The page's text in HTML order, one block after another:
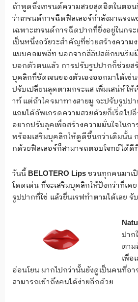
ถ้าพูดถึงเทรนด์ความสวยสุดฮิตในตอน
ว่าเทรนด์การฉีดฟิลเลอร์กำลังมาแรงแ
เฉพาะเทรนด์การฉีดปากที่ยิ่งอยู่ในกระ
เป็นหนึ่งอวัยวะสำคัญที่ช่วยสร้างความ
แบบคอมพลีท นอกจากสีลิปสติกบนริม
บอกตัวตนแล้ว การปรับรูปปากก็ช่วยส
บุคลิกที่ชัดเจนของตัวเองออกมาได้เช่
ปรับเปลี่ยนลุคตามกระแส เพิ่มเสน่ห์ให้
าท์ แต่ถ้าใครมาทางสายมู จะปรับรูปป
แถมได้อัพเกรดความสวยด้วยก็เริ่ดไป
อยากปรับลุคเพื่อสร้างความมั่นใจในก
พร้อมเสริมบุคลิกให้ดูดีขึ้นกว่าเดิมนั้น
กด้วยฟิลเลอร์ก็สามารถตอบโจทย์ได้ดี
วันนี้ BELOTERO Lips ชวนทุกคนมาเ
โดดเด่น ที่จะเสริมบุคลิกให้ปังกว่าที่เค
รูปปากที่ใช่ แล้วยื่นเรฟทำตามได้เลย รั
ปาก
ตา
เพื่อ
อ่อนโยน มากไปกว่านั้นยังดูเป็นคนที่อ
สามารถเข้าถึงคนได้ง่ายอีกด้วย